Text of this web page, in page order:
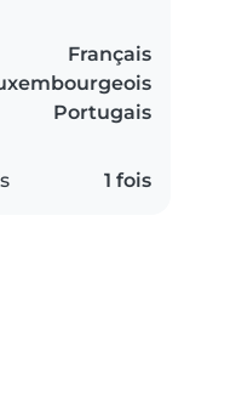
Français
Portugais
1 fois